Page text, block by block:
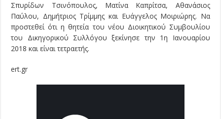
Σπυρίδων Τσινόπουλος, Ματίνα Καπρίτσα, Αθανάσιος
Παύλου, Δημήτριος Τρίμμης και Ευάγγελος Μοιριώρης. Να
προστεθεί ότι η θητεία του νέου Διοικητικού Συμβουλίου
του Δικηγορικού Συλλόγου ξεκίνησε την 1η Ιανουαρίου
2018 και είναι τετραετής.
ert.gr